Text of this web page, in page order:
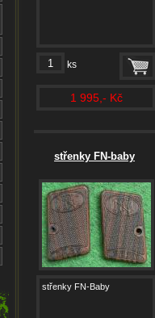
ks
1 995,- Kč
střenky FN-baby
střenky FN-Baby